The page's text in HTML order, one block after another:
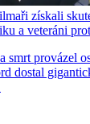
získali
a veteráni
smrt provázel
dostal